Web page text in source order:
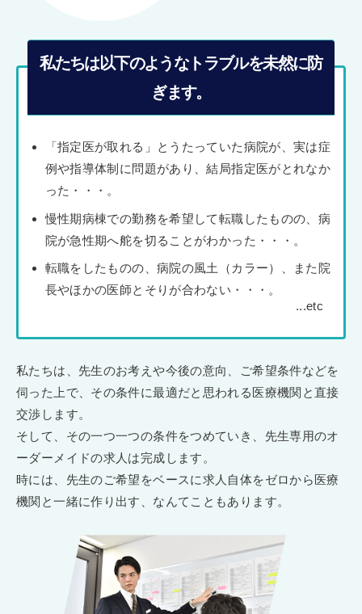
私たちは以下のようなトラブルを未然に防
ぎます。
「指定医が取れる」とうたっていた病院が、実は症
例や指導体制に問題があり、結局指定医がとれなか
った・・・。
慢性期病棟での勤務を希望して転職したものの、病
院が急性期へ舵を切ることがわかった・・・。
転職をしたものの、病院の風土（カラー）、また院
長やほかの医師とそりが合わない・・・。
私たちは、先生のお考えや今後の意向、ご希望条件などを
伺った上で、その条件に最適だと思われる医療機関と直接
交渉します。
そして、その一つ一つの条件をつめていき、先生専用のオ
ーダーメイドの求人は完成します。
時には、先生のご希望をベースに求人自体をゼロから医療
機関と一緒に作り出す、なんてこともあります。